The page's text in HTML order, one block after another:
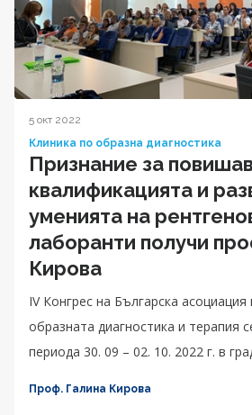
5 окт 2022
Клиника по образна диагностика
Признание за
квалификацията и
уменията на
лаборанти получи
Кирова
IV Конгрес на Българска
образната диагностика и терапия
периода 30. 09 – 02. 10. 2022 г. в
Проф. Галина Кирова